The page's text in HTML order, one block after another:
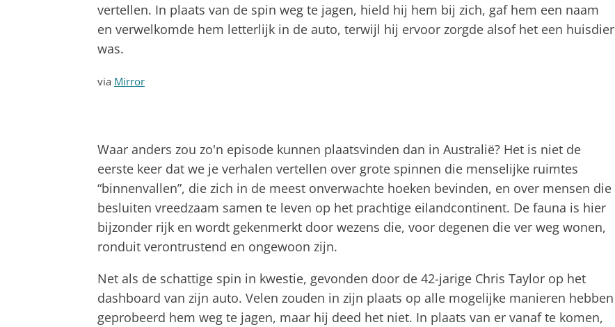
vertellen. In plaats van de spin weg te jagen, hield hij hem bij zich, gaf hem een ​​naam
en verwelkomde hem letterlijk in de auto, terwijl hij ervoor zorgde alsof het een huisdier
was.
via Mirror
Waar anders zou zo'n episode kunnen plaatsvinden dan in Australië? Het is niet de
eerste keer dat we je verhalen vertellen over grote spinnen die menselijke ruimtes
“binnenvallen”, die zich in de meest onverwachte hoeken bevinden, en over mensen die
besluiten vreedzaam samen te leven op het prachtige eilandcontinent. De fauna is hier
bijzonder rijk en wordt gekenmerkt door wezens die, voor degenen die ver weg wonen,
ronduit verontrustend en ongewoon zijn.
Net als de schattige spin in kwestie, gevonden door de 42-jarige Chris Taylor op het
dashboard van zijn auto. Velen zouden in zijn plaats op alle mogelijke manieren hebben
geprobeerd hem weg te jagen, maar hij deed het niet. In plaats van er vanaf te komen,